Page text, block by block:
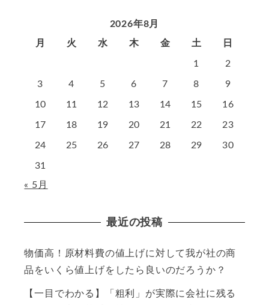
2026年8月
月
火 水 木 金 土 日
1 2
3 4 5 6 7 8 9
10 11 12 13 14 15 16
17 18 19 20 21 22 23
24 25 26 27 28 29 30
31
« 5月
最近の投稿
物価高！原材料費の値上げに対して我が社の商
品をいくら値上げをしたら良いのだろうか？
【一目でわかる】「粗利」が実際に会社に残る